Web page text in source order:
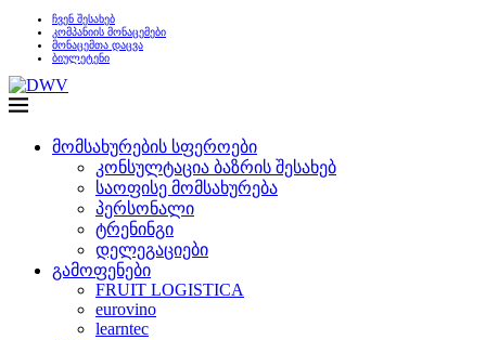
ჩვენ შესახებ
კომპანიის მონაცემები
მონაცემთა დაცვა
ბიულეტენი
მომსახურების სფეროები
კონსულტაცია ბაზრის შესახებ
საოფისე მომსახურება
პერსონალი
ტრენინგი
დელეგაციები
გამოფენები
FRUIT LOGISTICA
eurovino
learntec